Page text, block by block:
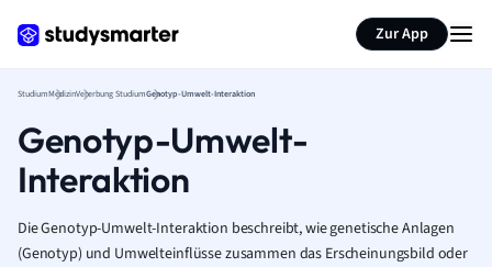
Zur App
StudiumMedizinVererbung StudiumGenotyp-Umwelt-Interaktion
Genotyp-Umwelt-
Interaktion
Die Genotyp-Umwelt-Interaktion beschreibt, wie genetische Anlagen
(Genotyp) und Umwelteinflüsse zusammen das Erscheinungsbild oder